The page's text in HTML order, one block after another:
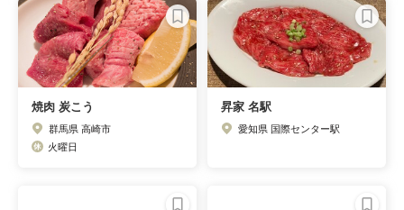
焼肉 炭こう
群馬県 高崎市
火曜日
昇家 名駅
愛知県 国際センター駅